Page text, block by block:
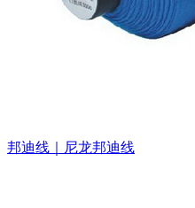
邦迪线｜尼龙邦迪线